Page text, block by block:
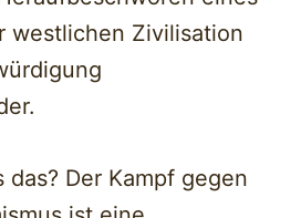
westlichen Zivilisation
Der Kampf gegen